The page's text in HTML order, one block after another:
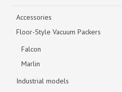
Accessories
Floor-Style Vacuum Packers
Falcon
Marlin
Industrial models